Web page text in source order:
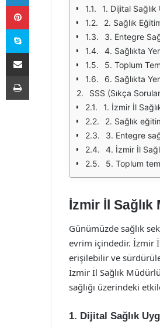
1. Dijital Sağlık
2. Sağlık
3. Entegre
4. Sağlıkta
5. Toplum
6. Sağlıkta
SSS (Sıkça
1. İzmir İl
2. Sağlık
3. Entegre
4. İzmir İl
5. Toplum
İzmir İl
Günümüzde sağlık
evrim içindedir. İzmir
erişilebilir ve
İzmir İl Sağlık
sağlığı üzerindeki
1. Dijital Sağlık
Pinterest
Skype
E-Posta ile paylaş